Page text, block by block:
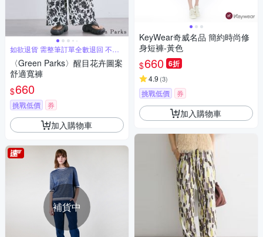
如欲退貨 需整筆訂單全數退回 不能
單退
〈Green Parks〉醒目花卉圖案
舒適寬褲
$660
挑戰低價 券
加入購物車
補貨中
KeyWear奇威名品 簡約時尚修
身短褲-黃色
$660 6折
4.9 (3)
挑戰低價 券
加入購物車